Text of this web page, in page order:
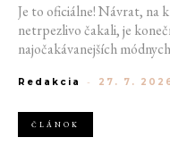
Je to oficiálne! Návrat, na
netrpezlivo čakali, je
najočakávanejších
veľké novinky.
prejde po ikonickom móle.
Redakcia - 27. 7.
ČLÁNOK